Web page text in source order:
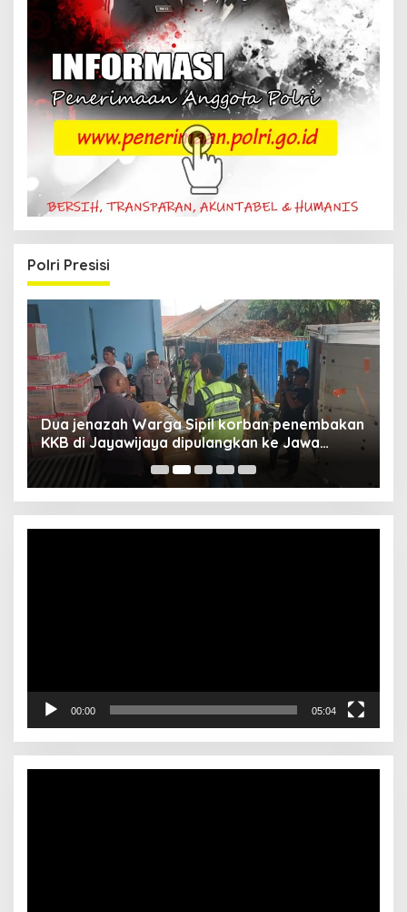
Polri Presisi
Dua jenazah Warga Sipil korban penembakan
KKB di Jayawijaya dipulangkan ke Jawa
Barat, Kaops Damai Cartenz: Kami terus buru
pelakunya
00:00 05:04